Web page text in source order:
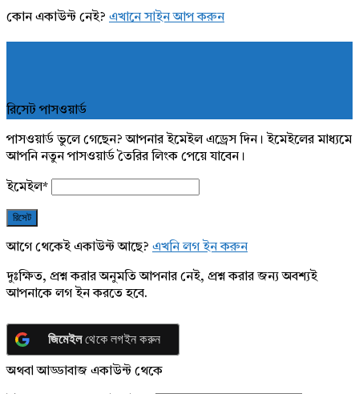
কোন একাউন্ট নেই? এখানে সাইন আপ করুন
রিসেট পাসওয়ার্ড
পাসওয়ার্ড ভুলে গেছেন? আপনার ইমেইল এড্রেস দিন। ইমেইলের মাধ্যমে
আপনি নতুন পাসওয়ার্ড তৈরির লিংক পেয়ে যাবেন।
ইমেইল*
আগে থেকেই একাউন্ট আছে? এখনি লগ ইন করুন
দুঃক্ষিত, প্রশ্ন করার অনুমতি আপনার নেই, প্রশ্ন করার জন্য অবশ্যই
আপনাকে লগ ইন করতে হবে.
জিমেইলথেকে লগইন করুন
অথবা আড্ডাবাজ একাউন্ট থেকে